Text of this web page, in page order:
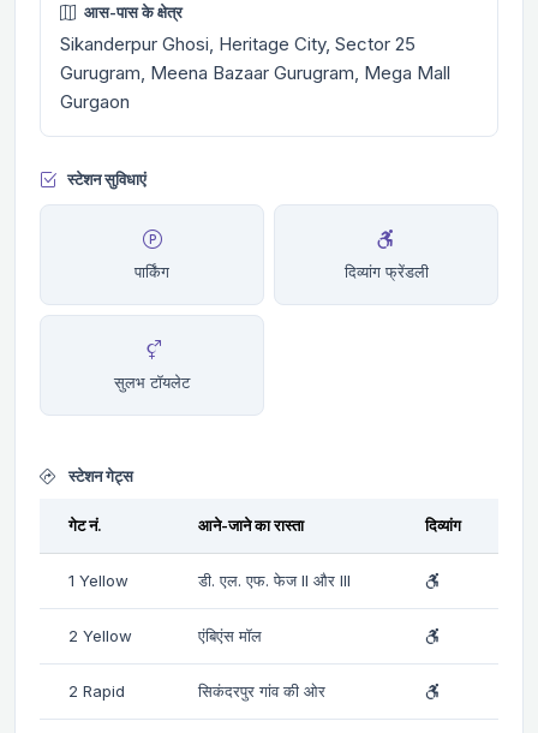
आस-पास के क्षेत्र
Sikanderpur Ghosi, Heritage City, Sector 25
Gurugram, Meena Bazaar Gurugram, Mega Mall
Gurgaon
स्टेशन सुविधाएं
पार्किंग दिव्यांग फ्रेंडली
सुलभ टॉयलेट
स्टेशन गेट्स
गेट नं. आने-जाने का रास्ता दिव्यांग
1 Yellow डी. एल. एफ. फेज II और III
2 Yellow एंबिएंस मॉल
2 Rapid सिकंदरपुर गांव की ओर